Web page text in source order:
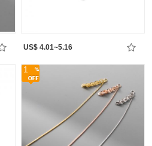
US$ 4.01~5.16
1